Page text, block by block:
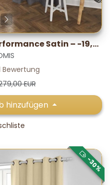
Schallschutzvorhang Performance Satin – -19,7 dB* / 5–7 °C
Bewertung
EUR
hinzufügen
-30%